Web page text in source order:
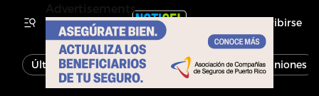
Inscribirse
Última Hora Noticias Economía Opiniones
Advertisements